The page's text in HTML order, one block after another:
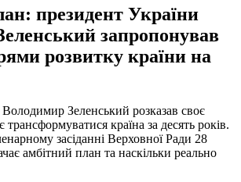
президент України
запропонував
розвитку країни на
Зеленський розказав своє
трансформуватися країна за десять років.
засіданні Верховної Ради 28
амбітний план та наскільки реально